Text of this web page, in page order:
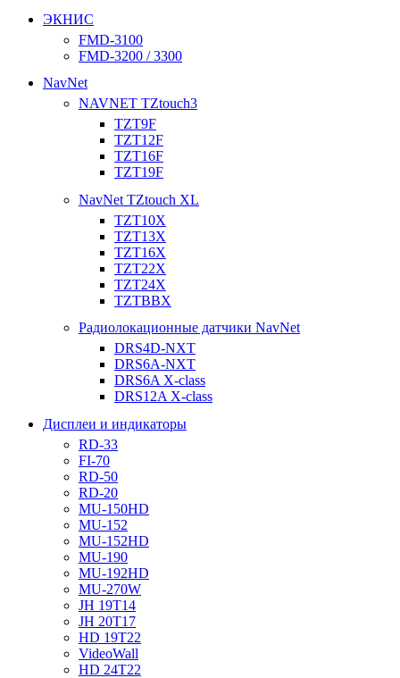
ЭКНИС
FMD-3100
FMD-3200 / 3300
NavNet
NAVNET TZtouch3
TZT9F
TZT12F
TZT16F
TZT19F
NavNet TZtouch XL
TZT10X
TZT13X
TZT16X
TZT22X
TZT24X
TZTBBX
Радиолокационные датчики NavNet
DRS4D-NXT
DRS6A-NXT
DRS6A X-class
DRS12A X-class
Дисплеи и индикаторы
RD-33
FI-70
RD-50
RD-20
MU-150HD
MU-152
MU-152HD
MU-190
MU-192HD
MU-270W
JH 19T14
JH 20T17
HD 19T22
VideoWall
HD 24T22